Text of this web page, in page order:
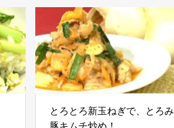
とろとろ新玉ねぎで、とろみ
豚キムチ炒め！